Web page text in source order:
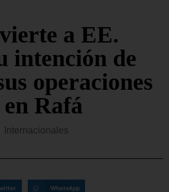
a EE.
intención de
operaciones
Rafá
Internacionales
WhatsApp